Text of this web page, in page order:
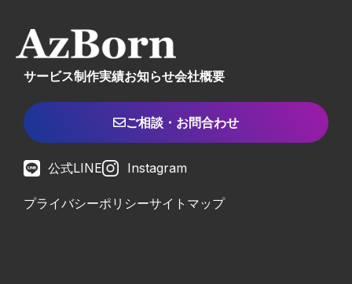
サービス制作実績お知らせ会社概要
ご相談・お問合わせ
公式LINE Instagram
プライバシーポリシーサイトマップ